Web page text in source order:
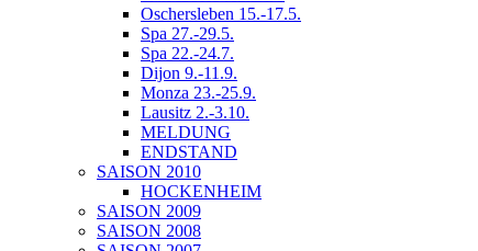
Oschersleben 15.-17.5.
Spa 27.-29.5.
Spa 22.-24.7.
Dijon 9.-11.9.
Monza 23.-25.9.
Lausitz 2.-3.10.
MELDUNG
ENDSTAND
SAISON 2010
HOCKENHEIM
SAISON 2009
SAISON 2008